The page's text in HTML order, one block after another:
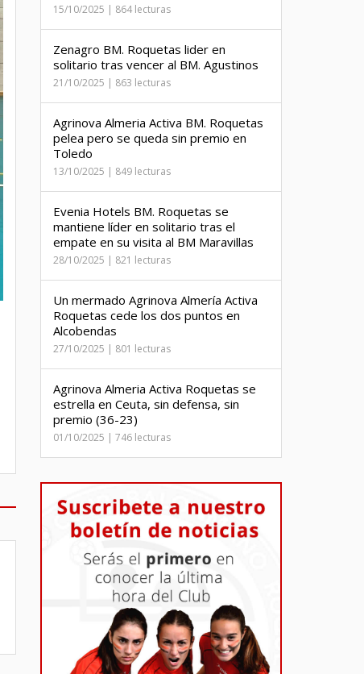
15/10/2025 | 864 lecturas
Zenagro BM. Roquetas lider en
solitario tras vencer al BM. Agustinos
21/10/2025 | 863 lecturas
Agrinova Almeria Activa BM. Roquetas
pelea pero se queda sin premio en
Toledo
13/10/2025 | 849 lecturas
Evenia Hotels BM. Roquetas se
mantiene líder en solitario tras el
empate en su visita al BM Maravillas
28/10/2025 | 821 lecturas
Un mermado Agrinova Almería Activa
Roquetas cede los dos puntos en
Alcobendas
27/10/2025 | 801 lecturas
Agrinova Almeria Activa Roquetas se
estrella en Ceuta, sin defensa, sin
premio (36-23)
01/10/2025 | 746 lecturas